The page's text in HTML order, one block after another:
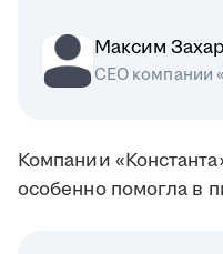
Максим
СЕО компании
Компании
особенно помогла в